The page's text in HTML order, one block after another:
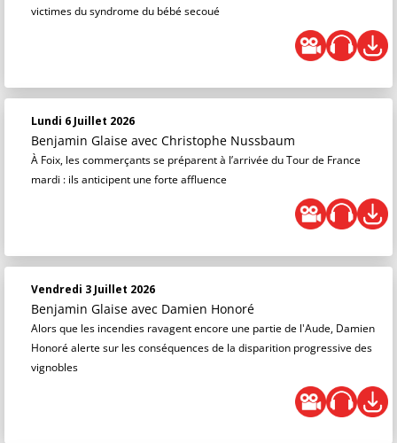
victimes du syndrome du bébé secoué
Lundi 6 Juillet 2026
Benjamin Glaise avec Christophe Nussbaum
À Foix, les commerçants se préparent à l’arrivée du Tour de France
mardi : ils anticipent une forte affluence
Vendredi 3 Juillet 2026
Benjamin Glaise avec Damien Honoré
Alors que les incendies ravagent encore une partie de l'Aude, Damien
Honoré alerte sur les conséquences de la disparition progressive des
vignobles